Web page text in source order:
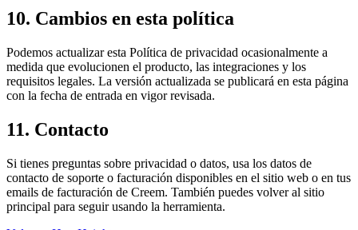
10. Cambios en esta política
Podemos actualizar esta Política de privacidad ocasionalmente a
medida que evolucionen el producto, las integraciones y los
requisitos legales. La versión actualizada se publicará en esta página
con la fecha de entrada en vigor revisada.
11. Contacto
Si tienes preguntas sobre privacidad o datos, usa los datos de
contacto de soporte o facturación disponibles en el sitio web o en tus
emails de facturación de Creem. También puedes volver al sitio
principal para seguir usando la herramienta.